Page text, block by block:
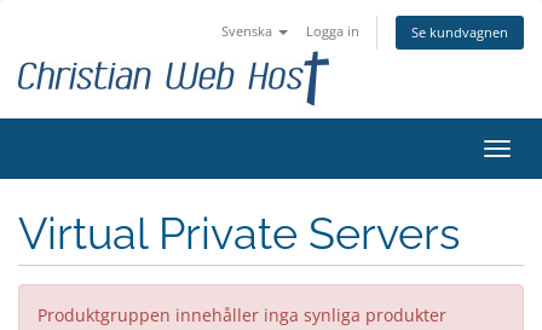
Svenska Logga in Se kundvagnen
Växla
Virtual Private Servers
Produktgruppen innehåller inga synliga produkter